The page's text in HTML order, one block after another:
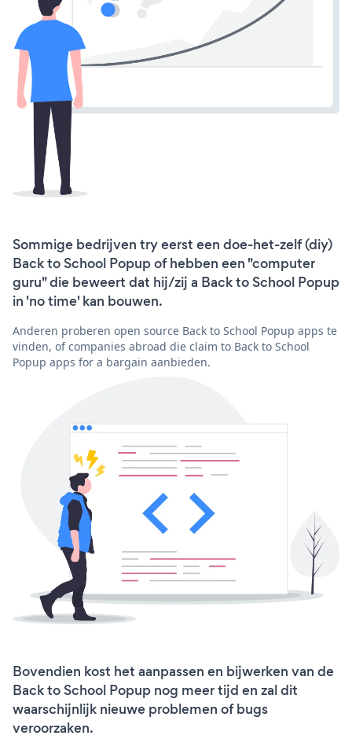
Sommige bedrijven try eerst een doe-het-zelf (diy)
Back to School Popup of hebben een "computer
guru" die beweert dat hij/zij a Back to School Popup
in 'no time' kan bouwen.
Anderen proberen open source Back to School Popup apps te
vinden, of companies abroad die claim to Back to School
Popup apps for a bargain aanbieden.
Bovendien kost het aanpassen en bijwerken van de
Back to School Popup nog meer tijd en zal dit
waarschijnlijk nieuwe problemen of bugs
veroorzaken.